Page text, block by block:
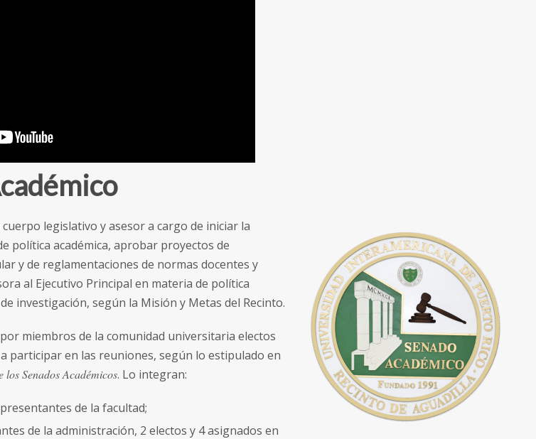
cuerpo legislativo y asesor a cargo de iniciar la
política académica, aprobar proyectos de
y de reglamentaciones de normas docentes y
al Ejecutivo Principal en materia de política
investigación, según la Misión y Metas del Recinto.
miembros de la comunidad universitaria electos
participar en las reuniones, según lo estipulado en
los Senados Académicos. Lo integran:
de la facultad;
de la administración, 2 electos y 4 asignados en